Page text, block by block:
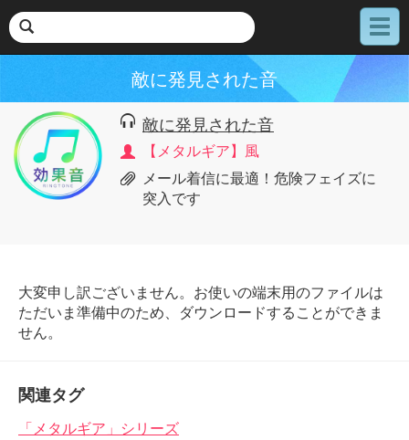
メ
ニ
敵に発見された音
敵に発見された音
【メタルギア】風
メール着信に最適！危険フェイズに
突入です
大変申し訳ございません。お使いの端末用のファイルは
ただいま準備中のため、ダウンロードすることができま
せん。
関連タグ
「メタルギア」シリーズ